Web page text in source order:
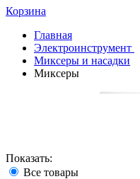
Корзина
Главная
Электроинструмент
Миксеры и насадки
Миксеры
Показать:
Все товары